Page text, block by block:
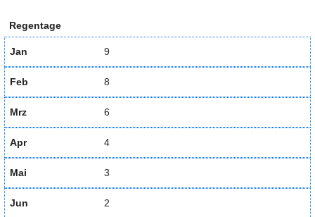
Regentage
Jan 9
Feb 8
Mrz 6
Apr 4
Mai 3
Jun 2